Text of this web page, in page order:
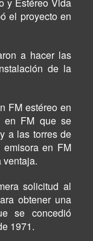
y Estéreo Vida
el proyecto en
a hacer las
de la
FM estéreo en
en FM que se
a las torres de
en FM
ventaja.
solicitud al
obtener una
se concedió
1971.